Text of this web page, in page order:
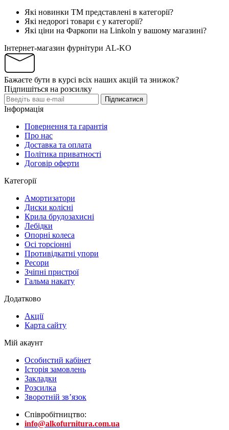
Які новинки ТМ представлені в категорії?
Які недорогі товари є у категорії?
Які ціни на Фаркопи на Linkoln у вашому магазині?
Інтернет-магазин фурнітури AL-KO
Бажаєте бути в курсі всіх наших акцій та знижок?
Підпишіться на розсилку
Підписатися
Інформація
Повернення та гарантія
Про нас
Доставка та оплата
Політика приватності
Договір оферти
Категорії
Амортизатори
Диски колісні
Крила брудозахисні
Лебідки
Опорні колеса
Осі торсіонні
Противідкатні упори
Ресори
Зчіпні пристрої
Гальма накату
Додатково
Акції
Карта сайту
Мій акаунт
Особистий кабінет
Історія замовлень
Закладки
Розсилка
Зворотній зв’язок
Співробітництво:
info@alkofurnitura.com.ua